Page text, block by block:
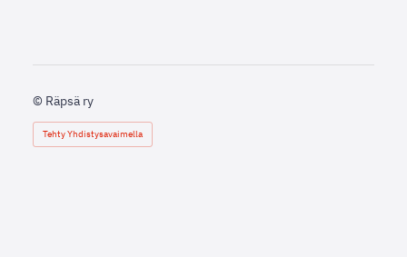
© Räpsä ry
Tehty Yhdistysavaimella